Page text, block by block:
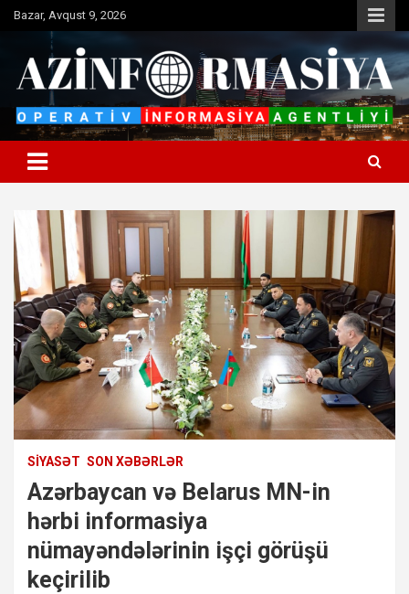
SkipBazar, Avqust 9, 2026
Azinformasiya
Operativ informasiya agentliyi
SIYASƏT SON XƏBƏRLƏR
Azərbaycan və Belarus MN-in
hərbi informasiya
nümayəndələrinin işçi görüşü
keçirilib